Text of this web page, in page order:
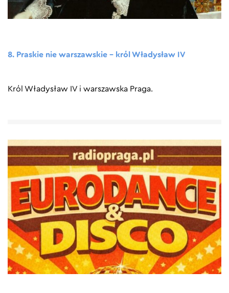
8. Praskie nie warszawskie – król Władysław IV
Król Władysław IV i warszawska Praga.